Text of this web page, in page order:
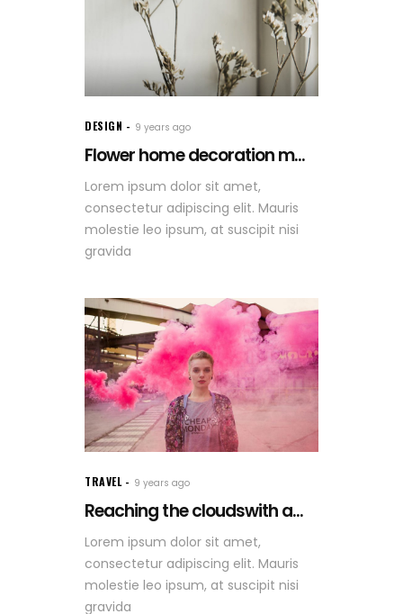
DESIGN 9 years ago
Flower home decoration m...
Lorem ipsum dolor sit amet,
consectetur adipiscing elit. Mauris
molestie leo ipsum, at suscipit nisi
gravida
TRAVEL 9 years ago
Reaching the cloudswith a...
Lorem ipsum dolor sit amet,
consectetur adipiscing elit. Mauris
molestie leo ipsum, at suscipit nisi
gravida